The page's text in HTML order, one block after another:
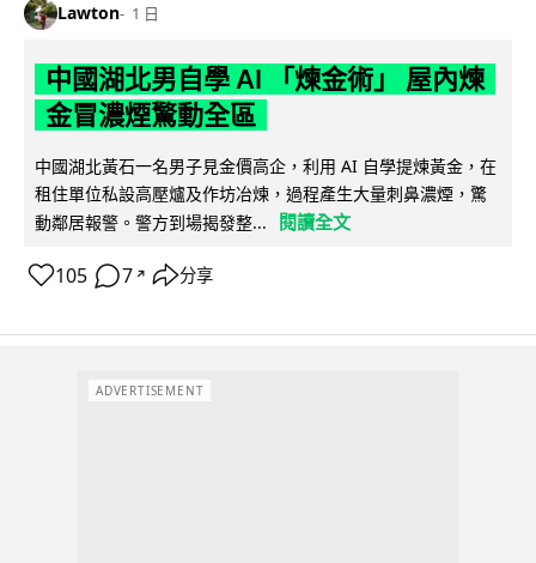
Lawton 1 日
中國湖北男自學 AI 「煉金術」 屋內煉
金冒濃煙驚動全區
中國湖北黃石一名男子見金價高企，利用 AI 自學提煉黃金，在
租住單位私設高壓爐及作坊冶煉，過程產生大量刺鼻濃煙，驚
動鄰居報警。警方到場揭發整...
閱讀全文
105 7 ↗ 分享
ADVERTISEMENT